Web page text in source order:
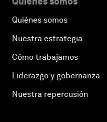
Quiénes somos
Nuestra estrategia
Cómo trabajamos
Liderazgo y gobernanza
Nuestra repercusión